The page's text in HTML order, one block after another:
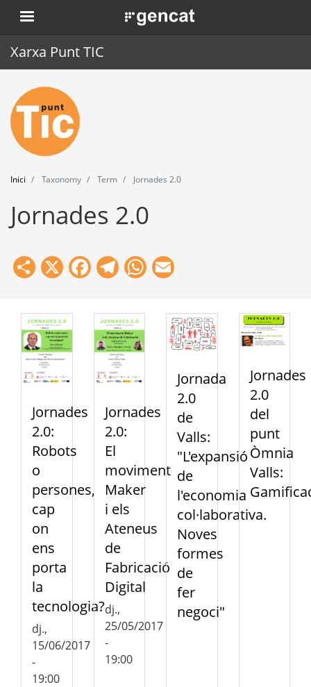
Vés
al
. Obre en una nova finestra.
Xarxa Punt TIC
Inici
Punt TIC
Actualitat
Agenda
Formació
Eines
Inici Taxonomy Term Jornades 2.0
Jornades 2.0
Share
X Facebook
Telegram
WhatsApp
Jornades
2.0:
Robots
o
persones,
cap
on
ens
porta
la
tecnologia?
dj.,
15/06/2017
-
19:00
Jornades
2.0:
El
moviment
Maker
i els
Ateneus
de
Fabricació
Digital
dj.,
25/05/2017
-
19:00
Jornada
2.0
de
Valls:
"L'expansió
de
l'economia
col·laborativa.
Noves
formes
de
fer
negoci"
Jornades
2.0
del
punt
Òmnia
Valls: